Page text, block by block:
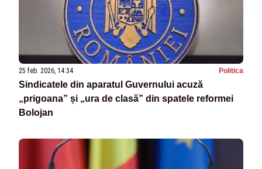
25 feb. 2026, 14:34 Politica
Sindicatele din aparatul Guvernului acuză
„prigoana” și „ura de clasă” din spatele reformei
Bolojan